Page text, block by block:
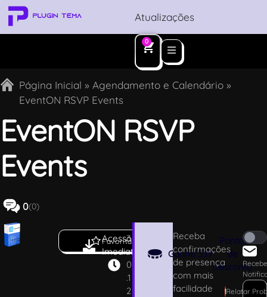
Atualizações
0
Página Inicial » Agendamento e Calendário »
EventON RSVP Events
EventON RSVP
Events
0(0)
Favoritar
Acesso
Imediato
3
.
0
.1
2
Ganhe339
Pontos
de
Desconto
Receba
confirmações
de presença
com mais
facilidade
!Relatar